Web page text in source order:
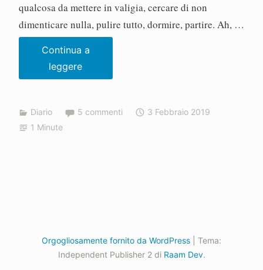
qualcosa da mettere in valigia, cercare di non
dimenticare nulla, pulire tutto, dormire, partire. Ah, …
Continua a
leggerePartir,
c’est
un
Diario 5 commenti
3 Febbraio 2019
1 Minute
Orgogliosamente fornito da WordPress
Tema:
Independent Publisher 2 di Raam Dev.